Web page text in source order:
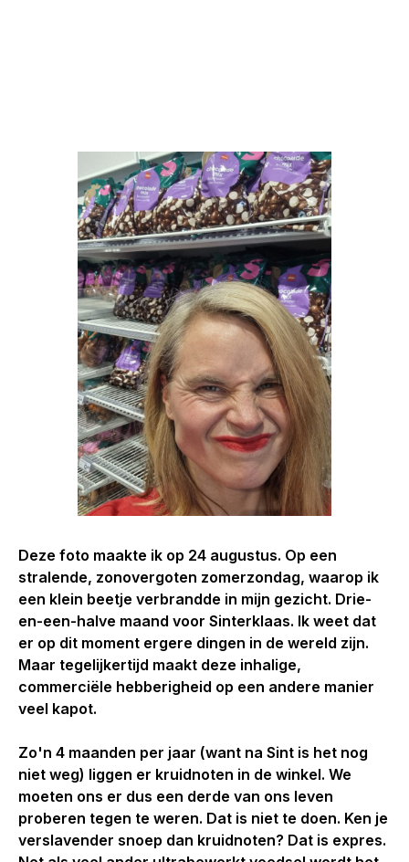
Deze foto maakte ik op 24 augustus. Op een
stralende, zonovergoten zomerzondag, waarop ik
een klein beetje verbrandde in mijn gezicht. Drie-
en-een-halve maand voor Sinterklaas. Ik weet dat
er op dit moment ergere dingen in de wereld zijn.
Maar tegelijkertijd maakt deze inhalige,
commerciële hebberigheid op een andere manier
veel kapot.
Zo'n 4 maanden per jaar (want na Sint is het nog
niet weg) liggen er kruidnoten in de winkel. We
moeten ons er dus een derde van ons leven
proberen tegen te weren. Dat is niet te doen. Ken je
verslavender snoep dan kruidnoten? Dat is expres.